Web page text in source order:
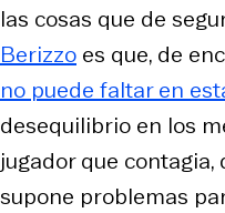
las cosas que de
Berizzo es que, de
no puede faltar en
desequilibrio en los
jugador que
supone problemas